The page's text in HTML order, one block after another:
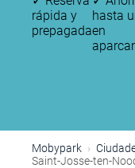
rápida y
prepagada
hasta
en
Mobypark
Saint-Josse-ten-